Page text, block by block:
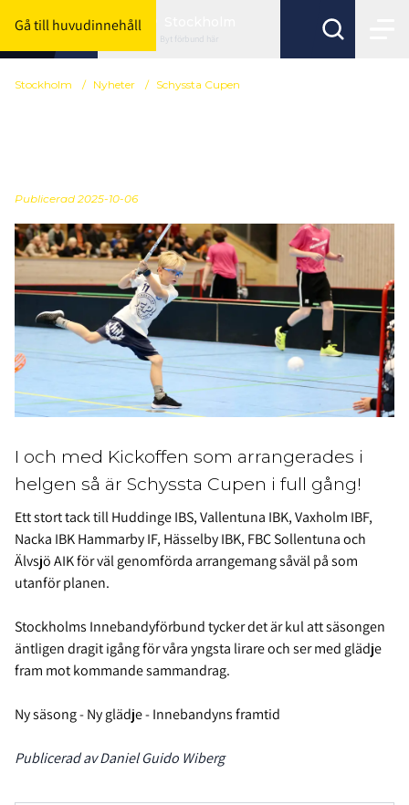
Gå till huvudinnehåll
Byt förbund här
Stockholm / Nyheter / Schyssta Cupen
Publicerad 2025-10-06
I och med Kickoffen som arrangerades i
helgen så är Schyssta Cupen i full gång!
Ett stort tack till Huddinge IBS, Vallentuna IBK, Vaxholm IBF,
Nacka IBK Hammarby IF, Hässelby IBK, FBC Sollentuna och
Älvsjö AIKför väl genomförda arrangemang såväl på som
utanför planen.
Stockholms Innebandyförbund tycker det är kul att säsongen
äntligen dragit igång för våra yngsta lirare och ser med glädje
fram mot kommande sammandrag.
Ny säsong - Ny glädje - Innebandyns framtid
Publicerad av Daniel Guido Wiberg